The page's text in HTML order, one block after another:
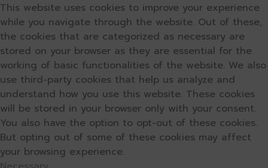
This website uses cookies to improve your experience
while you navigate through the website. Out of these,
the cookies that are categorized as necessary are
stored on your browser as they are essential for the
working of basic functionalities of the website. We also
use third-party cookies that help us analyze and
understand how you use this website. These cookies
will be stored in your browser only with your consent.
You also have the option to opt-out of these cookies.
But opting out of some of these cookies may affect
your browsing experience.